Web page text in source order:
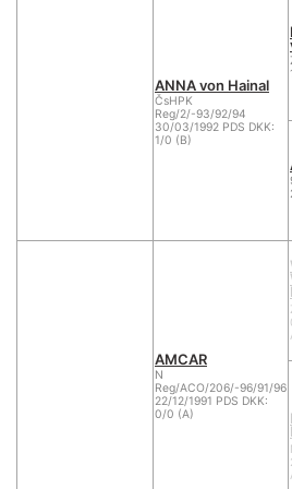
ANNA von Hainal
ČsHPK
Reg/2/-93/92/94
30/03/1992 PDS DKK:
1/0 (B)
AMCAR
N
Reg/ACO/206/-96/91/96
22/12/1991 PDS DKK:
0/0 (A)